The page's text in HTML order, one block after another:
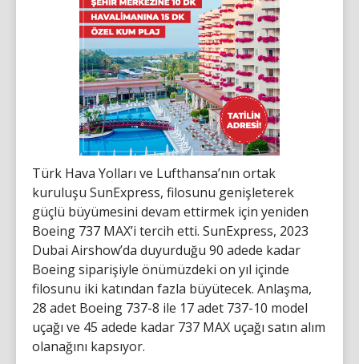
Türk Hava Yolları ve Lufthansa’nın ortak
kuruluşu SunExpress, filosunu genişleterek
güçlü büyümesini devam ettirmek için yeniden
Boeing 737 MAX’i tercih etti. SunExpress, 2023
Dubai Airshow’da duyurduğu 90 adede kadar
Boeing siparişiyle önümüzdeki on yıl içinde
filosunu iki katından fazla büyütecek. Anlaşma,
28 adet Boeing 737-8 ile 17 adet 737-10 model
uçağı ve 45 adede kadar 737 MAX uçağı satın alım
olanağını kapsıyor.